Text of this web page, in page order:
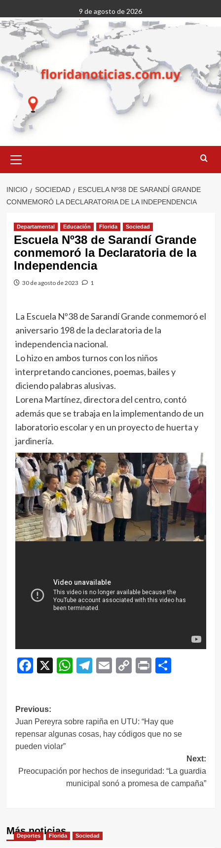
al
contenido
9 de agosto de 2026
primario
INICIO SOCIEDAD
ESCUELA Nº38 DE SARANDÍ GRANDE
CONMEMORÓ LA DECLARATORIA DE LA INDEPENDENCIA
Departamental Educación Florida Sociedad
Escuela Nº38 de Sarandí Grande
conmemoró la Declaratoria de la
Independencia
30 de agosto de 2023 1
La Escuela Nº38 de Sarandí Grande conmemoró el
aniversario 198 de la declaratoria de la
independencia nacional.
Lo hizo en ambos turnos con los niños
interpretando canciones, poemas, bailes y
diciendo palabras alusivas.
Lorena Martínez, directora del centro, contó
además que se trabaja en la implementando de un
laboratorio escolar y en un proyecto de huerta y
jardinería.
Facebook
X WhatsApp
Telegram
EmailCopy
Print
Navegación
de
entradas
Previous:
Juan Pereyra sobre rapiña en UTU: “Hay que
repensar algunas cosas, hay códigos que no se
pueden violar”
Next:
Preocupación por hechos de inseguridad: “La guardia
municipal sonó a promesa de campaña”
Más noticias
Deportes Florida Sociedad